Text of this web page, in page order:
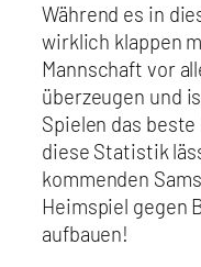
Während es in
wirklich klappen
Mannschaft vor
überzeugen und
Spielen das
diese Statistik
kommenden
Heimspiel gegen
aufbauen!